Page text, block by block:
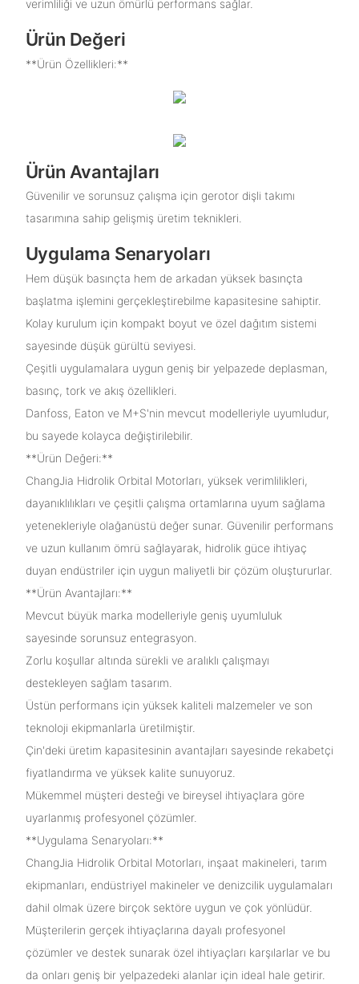
verimliliği ve uzun ömürlü performans sağlar.
Ürün Değeri
**Ürün Özellikleri:**
Ürün Avantajları
Güvenilir ve sorunsuz çalışma için gerotor dişli takımı
tasarımına sahip gelişmiş üretim teknikleri.
Uygulama Senaryoları
Hem düşük basınçta hem de arkadan yüksek basınçta
başlatma işlemini gerçekleştirebilme kapasitesine sahiptir.
Kolay kurulum için kompakt boyut ve özel dağıtım sistemi
sayesinde düşük gürültü seviyesi.
Çeşitli uygulamalara uygun geniş bir yelpazede deplasman,
basınç, tork ve akış özellikleri.
Danfoss, Eaton ve M+S'nin mevcut modelleriyle uyumludur,
bu sayede kolayca değiştirilebilir.
**Ürün Değeri:**
ChangJia Hidrolik Orbital Motorları, yüksek verimlilikleri,
dayanıklılıkları ve çeşitli çalışma ortamlarına uyum sağlama
yetenekleriyle olağanüstü değer sunar. Güvenilir performans
ve uzun kullanım ömrü sağlayarak, hidrolik güce ihtiyaç
duyan endüstriler için uygun maliyetli bir çözüm oluştururlar.
**Ürün Avantajları:**
Mevcut büyük marka modelleriyle geniş uyumluluk
sayesinde sorunsuz entegrasyon.
Zorlu koşullar altında sürekli ve aralıklı çalışmayı
destekleyen sağlam tasarım.
Üstün performans için yüksek kaliteli malzemeler ve son
teknoloji ekipmanlarla üretilmiştir.
Çin'deki üretim kapasitesinin avantajları sayesinde rekabetçi
fiyatlandırma ve yüksek kalite sunuyoruz.
Mükemmel müşteri desteği ve bireysel ihtiyaçlara göre
uyarlanmış profesyonel çözümler.
**Uygulama Senaryoları:**
ChangJia Hidrolik Orbital Motorları, inşaat makineleri, tarım
ekipmanları, endüstriyel makineler ve denizcilik uygulamaları
dahil olmak üzere birçok sektöre uygun ve çok yönlüdür.
Müşterilerin gerçek ihtiyaçlarına dayalı profesyonel
çözümler ve destek sunarak özel ihtiyaçları karşılarlar ve bu
da onları geniş bir yelpazedeki alanlar için ideal hale getirir.